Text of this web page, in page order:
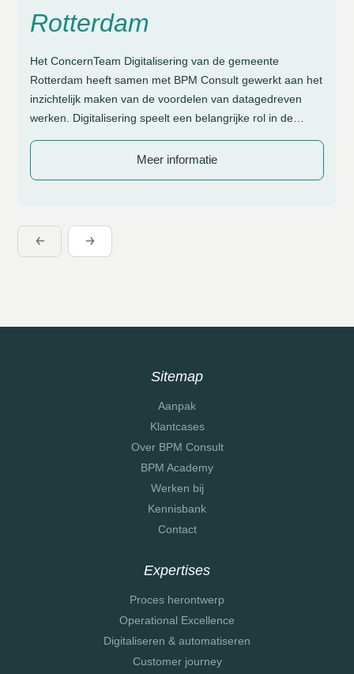
Rotterdam
Het ConcernTeam Digitalisering van de gemeente
Rotterdam heeft samen met BPM Consult gewerkt aan het
inzichtelijk maken van de voordelen van datagedreven
werken. Digitalisering speelt een belangrijke rol in de
Rotterdam. Het ConcernTeam Digitalisering vervult hierin
een regierol: het team ontwikkelt beleid, stelt kaders op en
Meer informatie
Sitemap
Aanpak
Klantcases
Over BPM Consult
BPM Academy
Werken bij
Kennisbank
Contact
Expertises
Proces herontwerp
Operational Excellence
Digitaliseren & automatiseren
Customer journey